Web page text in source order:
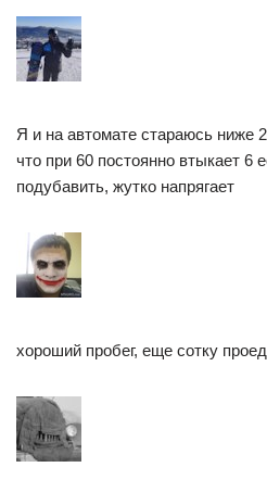
Я и на автомате стараюсь ниже
что при 60 постоянно втыкает 6
подубавить, жутко напрягает
хороший пробег, еще сотку